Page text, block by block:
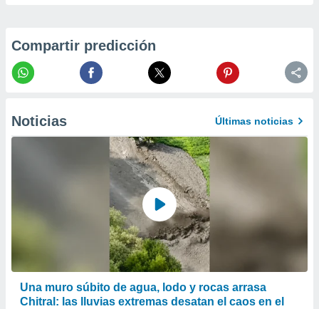
en
perfiles
utilizar
Compartir predicción
Noticias Últimas noticias
Una muro súbito de agua, lodo y rocas arrasa
Chitral: las lluvias extremas desatan el caos en el